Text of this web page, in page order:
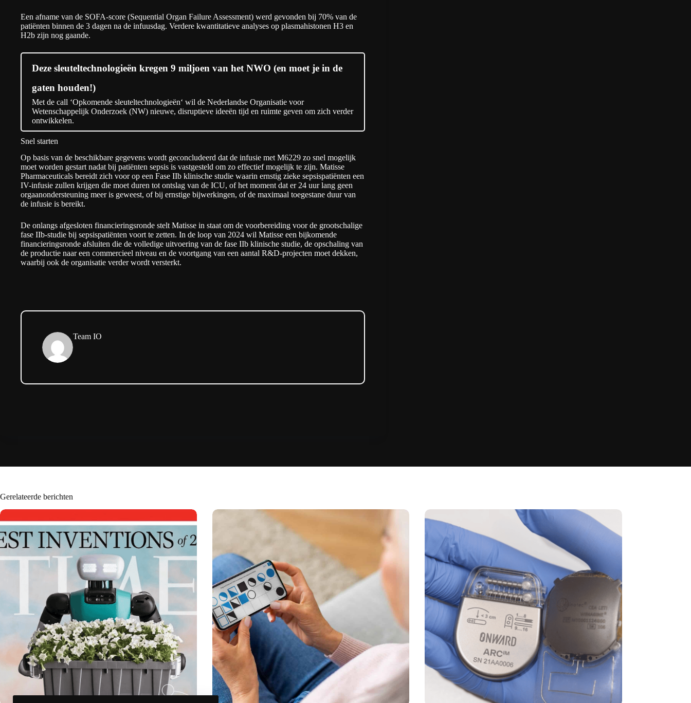
Een afname van de SOFA-score (Sequential Organ Failure Assessment) werd gevonden bij 70% van de
patiënten binnen de 3 dagen na de infuusdag. Verdere kwantitatieve analyses op plasmahistonen H3 en
H2b zijn nog gaande.
Deze sleuteltechnologieën kregen 9 miljoen van het NWO (en moet je in de
gaten houden!)
Met de call ‘Opkomende sleuteltechnologieën‘ wil de Nederlandse Organisatie voor
Wetenschappelijk Onderzoek (NW) nieuwe, disruptieve ideeën tijd en ruimte geven om zich verder
ontwikkelen.
Snel starten
Op basis van de beschikbare gegevens wordt geconcludeerd dat de infusie met M6229 zo snel mogelijk
moet worden gestart nadat bij patiënten sepsis is vastgesteld om zo effectief mogelijk te zijn. Matisse
Pharmaceuticals bereidt zich voor op een Fase IIb klinische studie waarin ernstig zieke sepsispatiënten een
IV-infusie zullen krijgen die moet duren tot ontslag van de ICU, of het moment dat er 24 uur lang geen
orgaanondersteuning meer is geweest, of bij ernstige bijwerkingen, of de maximaal toegestane duur van
de infusie is bereikt.
De onlangs afgesloten financieringsronde stelt Matisse in staat om de voorbereiding voor de grootschalige
fase IIb-studie bij sepsispatiënten voort te zetten. In de loop van 2024 wil Matisse een bijkomende
financieringsronde afsluiten die de volledige uitvoering van de fase IIb klinische studie, de opschaling van
de productie naar een commercieel niveau en de voortgang van een aantal R&D-projecten moet dekken,
waarbij ook de organisatie verder wordt versterkt.
Team IO
Gerelateerde berichten